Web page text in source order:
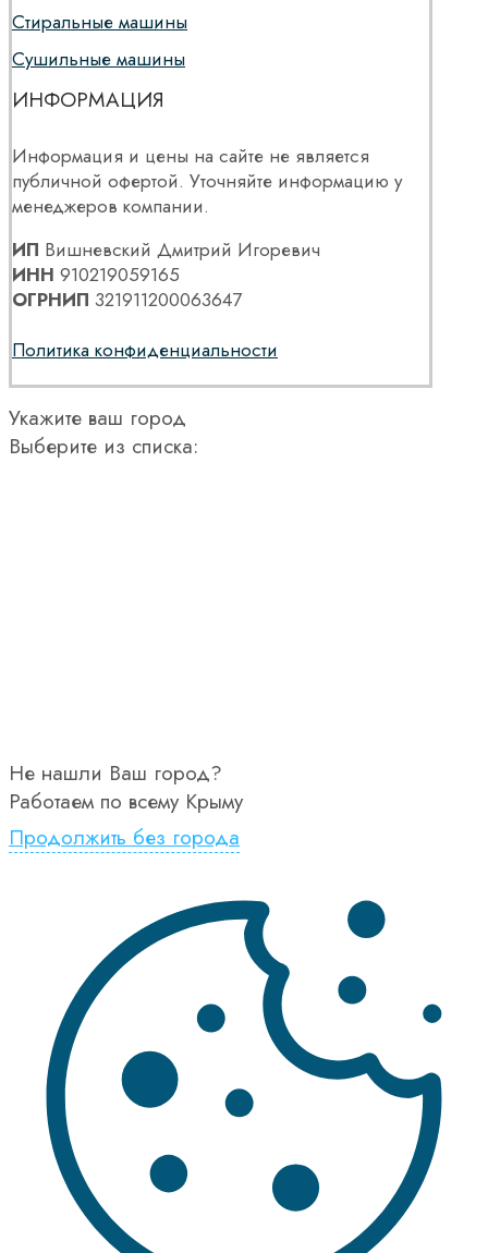
Стиральные машины
Сушильные машины
ИНФОРМАЦИЯ
Информация и цены на сайте не является
публичной офертой. Уточняйте информацию у
менеджеров компании.
ИП Вишневский Дмитрий Игоревич
ИНН 910219059165
ОГРНИП 321911200063647
Политика конфиденциальности
Укажите ваш город
Выберите из списка:
Не нашли Ваш город?
Работаем по всему Крыму
Продолжить без города